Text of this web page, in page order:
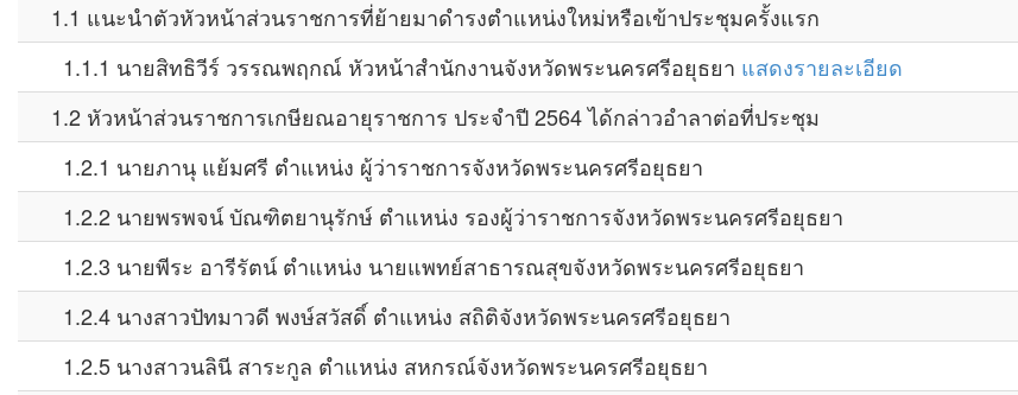
1.1 แนะนำตัวหัวหน้าส่วนราชการที่ย้ายมาดำรงตำแหน่งใหม่หรือเข้าประชุมครั้งแรก
1.1.1 นายสิทธิวีร์ วรรณพฤกณ์ หัวหน้าสำนักงานจังหวัดพระนครศรีอยุธยา แสดงรายละเอียด
1.2 หัวหน้าส่วนราชการเกษียณอายุราชการ ประจำปี 2564 ได้กล่าวอำลาต่อที่ประชุม
1.2.1 นายภานุ แย้มศรี ตำแหน่ง ผู้ว่าราชการจังหวัดพระนครศรีอยุธยา
1.2.2 นายพรพจน์ บัณฑิตยานุรักษ์ ตำแหน่ง รองผู้ว่าราชการจังหวัดพระนครศรีอยุธยา
1.2.3 นายพีระ อารีรัตน์ ตำแหน่ง นายแพทย์สาธารณสุขจังหวัดพระนครศรีอยุธยา
1.2.4 นางสาวปัทมาวดี พงษ์สวัสดิ์ ตำแหน่ง สถิติจังหวัดพระนครศรีอยุธยา
1.2.5 นางสาวนลินี สาระกูล ตำแหน่ง สหกรณ์จังหวัดพระนครศรีอยุธยา